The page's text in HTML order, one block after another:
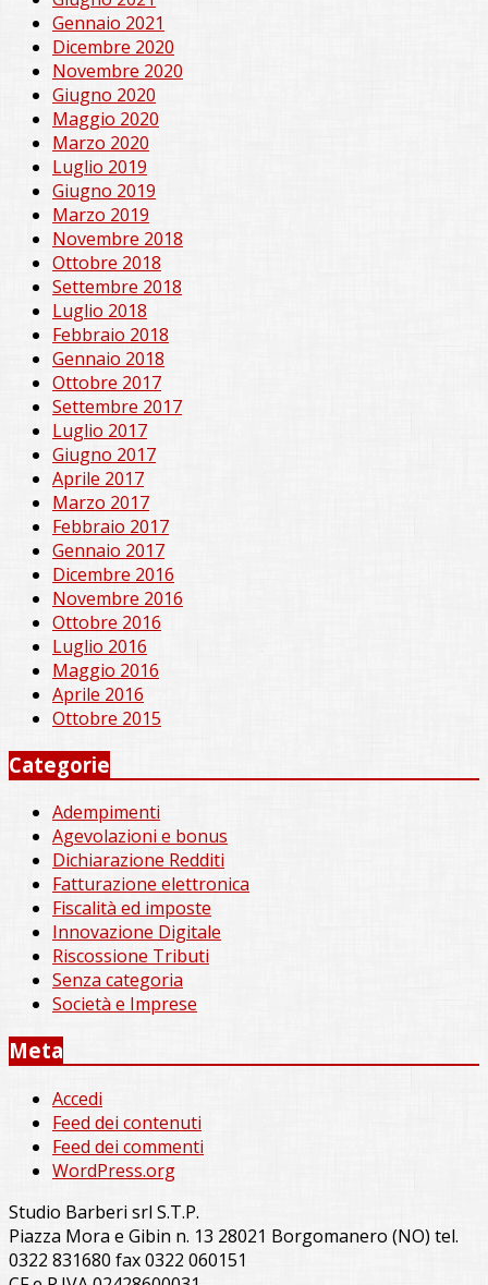
Gennaio 2021
Dicembre 2020
Novembre 2020
Giugno 2020
Maggio 2020
Marzo 2020
Luglio 2019
Giugno 2019
Marzo 2019
Novembre 2018
Ottobre 2018
Settembre 2018
Luglio 2018
Febbraio 2018
Gennaio 2018
Ottobre 2017
Settembre 2017
Luglio 2017
Giugno 2017
Aprile 2017
Marzo 2017
Febbraio 2017
Gennaio 2017
Dicembre 2016
Novembre 2016
Ottobre 2016
Luglio 2016
Maggio 2016
Aprile 2016
Ottobre 2015
Categorie
Adempimenti
Agevolazioni e bonus
Dichiarazione Redditi
Fatturazione elettronica
Fiscalità ed imposte
Innovazione Digitale
Riscossione Tributi
Senza categoria
Società e Imprese
Meta
Accedi
Feed dei contenuti
Feed dei commenti
WordPress.org
Studio Barberi srl S.T.P.
Piazza Mora e Gibin n. 13 28021 Borgomanero (NO) tel.
0322 831680 fax 0322 060151